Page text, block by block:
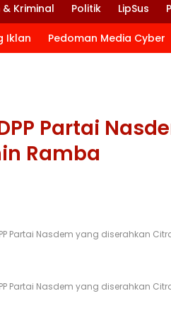
& Kriminal Politik LipSus
Iklan Pedoman Media Cyber
Partai
Ramba
Partai Nasdem yang diserahkan
Partai Nasdem yang diserahkan